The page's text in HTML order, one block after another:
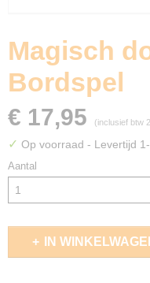
Magisch
Bordspel
€ 17,95 (inclusief btw
✓ Op voorraad - Levertijd
Aantal
IN